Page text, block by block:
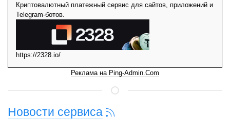
Криптовалютный платежный сервис для сайтов, приложений и
Telegram-ботов.
https://2328.io/
Реклама на Ping-Admin.Com
Новости сервиса